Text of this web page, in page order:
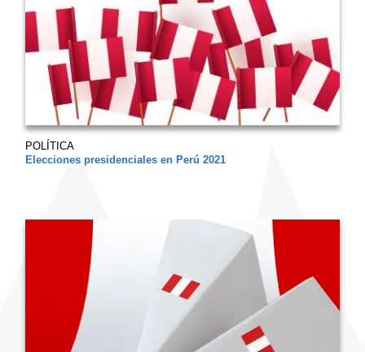
POLÍTICA
Elecciones presidenciales en Perú 2021